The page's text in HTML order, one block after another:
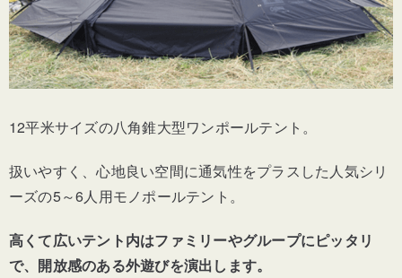
12平米サイズの八角錐大型ワンポールテント。
扱いやすく、心地良い空間に通気性をプラスした人気シリ
ーズの5～6人用モノポールテント。
高くて広いテント内はファミリーやグループにピッタリ
で、開放感のある外遊びを演出します。